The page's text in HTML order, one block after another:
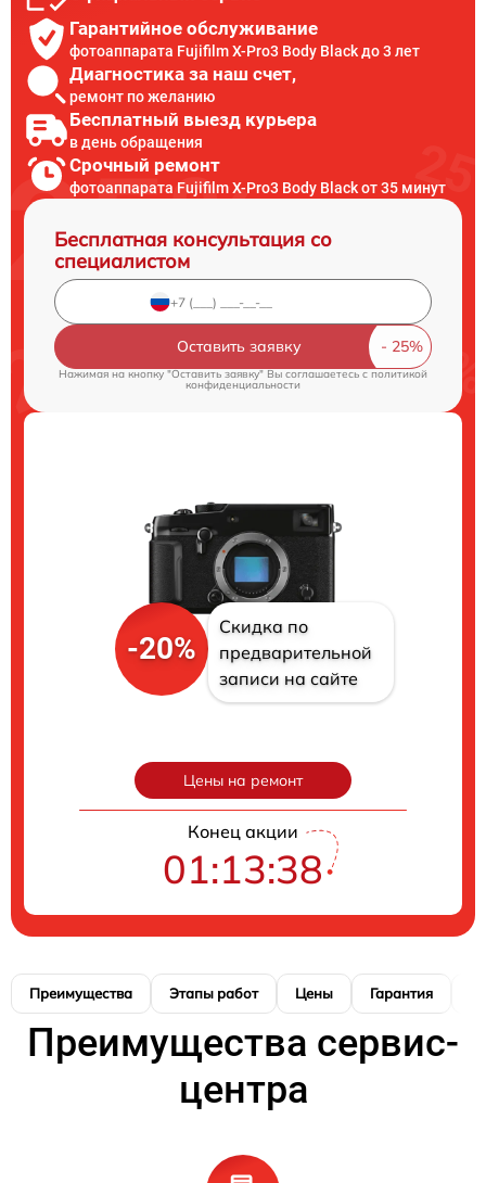
Гарантийное обслуживание
фотоаппарата Fujifilm X-Pro3 Body Black до 3 лет
Диагностика за наш счет,
ремонт по желанию
Бесплатный выезд курьера
в день обращения
Срочный ремонт
фотоаппарата Fujifilm X-Pro3 Body Black от 35 минут
Бесплатная консультация со
специалистом
Оставить заявку
Нажимая на кнопку "Оставить заявку" Вы соглашаетесь c политикой
конфиденциальности
-20%
Скидка по
предварительной
записи на сайте
Цены на ремонт
Конец акции
01:13:38
Преимущества Этапы работ Цены Гарантия
Преимущества сервис-
центра